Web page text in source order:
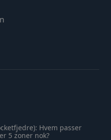
Hvem passer
5 zoner nok?